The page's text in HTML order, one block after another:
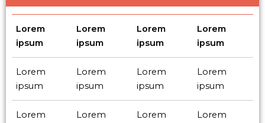
Lorem
ipsum
Lorem
ipsum
Lorem
ipsum
Lorem
ipsum
Lorem
ipsum
Lorem
ipsum
Lorem
ipsum
Lorem
ipsum
Lorem
Lorem
Lorem
Lorem